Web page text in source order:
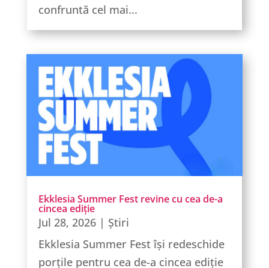
confruntă cel mai...
Ekklesia Summer Fest revine cu cea de-a
cincea ediție
Jul 28, 2026| Știri
Ekklesia Summer Fest își redeschide
porțile pentru cea de-a cincea ediție